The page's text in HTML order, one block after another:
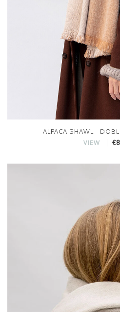
ALPACA SHAWL -
VIEW